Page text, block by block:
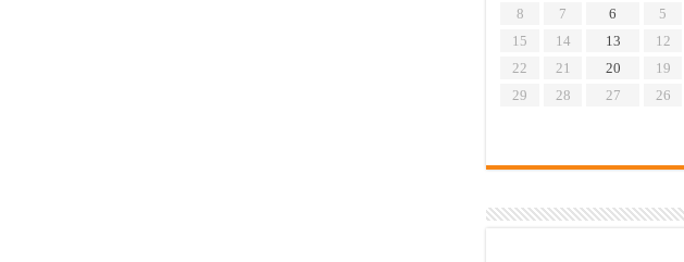
5
6
7
8
12
13
14
15
19
20
21
22
26
27
28
29